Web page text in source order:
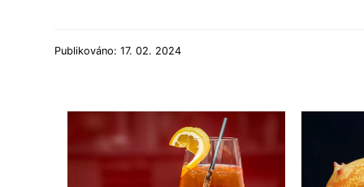
Publikováno: 17. 02. 2024